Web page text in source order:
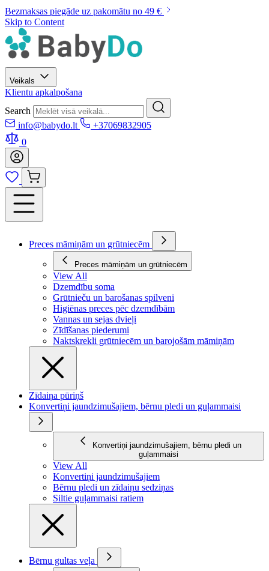
Bezmaksas piegāde uz pakomātu no 49 €
Skip to Content
Veikals
Klientu apkalpošana
Search
info@babydo.lt
+37069832905
0
Preces māmiņām un grūtniecēm
Preces māmiņām un grūtniecēm
View All
Dzemdību soma
Grūtnieču un barošanas spilveni
Higiēnas preces pēc dzemdībām
Vannas un sejas dvieļi
Zīdīšanas piederumi
Naktskrekli grūtniecēm un barojošām māmiņām
Zīdaiņa pūriņš
Konvertiņi jaundzimušajiem, bērnu pledi un guļammaisi
Konvertiņi jaundzimušajiem, bērnu pledi un
guļammaisi
View All
Konvertiņi jaundzimušajiem
Bērnu pledi un zīdaiņu sedziņas
Siltie guļammaisi ratiem
Bērnu gultas veļa